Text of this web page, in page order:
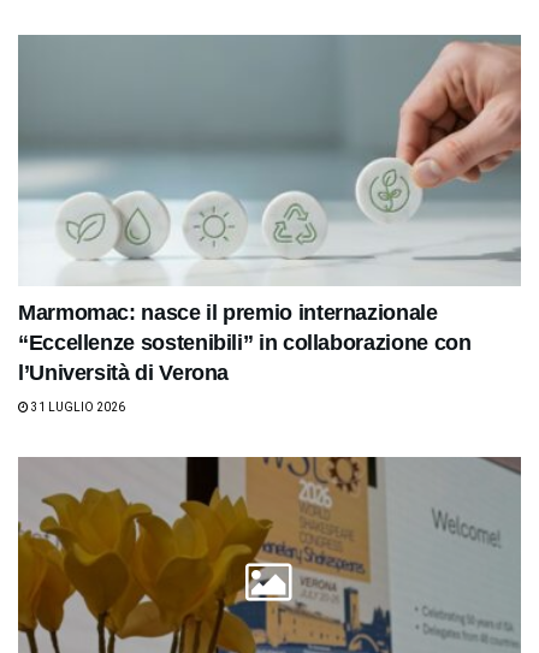
Marmomac: nasce il premio internazionale
“Eccellenze sostenibili” in collaborazione con
l’Università di Verona
31 LUGLIO 2026